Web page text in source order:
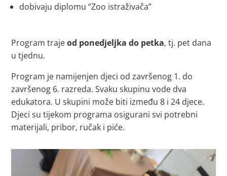
dobivaju diplomu “Zoo istraživača”
Program trajeod ponedjeljka do petka, tj. pet dana
u tjednu.
Program je namijenjen djeci od završenog 1. do
završenog 6. razreda. Svaku skupinu vode dva
edukatora. U skupini može biti između 8 i 24 djece.
Djeci su tijekom programa osigurani svi potrebni
materijali, pribor, ručak i piće.